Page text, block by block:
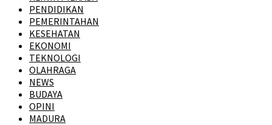
PENDIDIKAN
PEMERINTAHAN
KESEHATAN
EKONOMI
TEKNOLOGI
OLAHRAGA
NEWS
BUDAYA
OPINI
MADURA